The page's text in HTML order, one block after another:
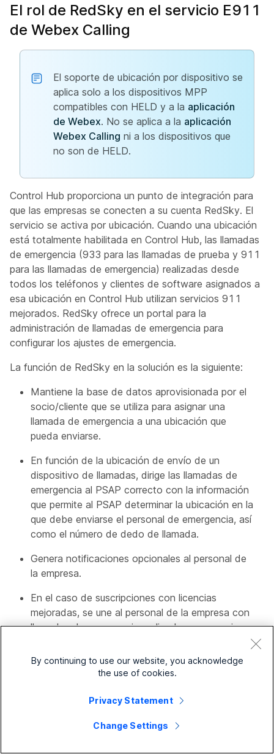
El rol de RedSky en el servicio E911
de Webex Calling
El soporte de ubicación por dispositivo se
aplica solo a los dispositivos MPP
compatibles con HELD y a la aplicación
de Webex. No se aplica a la aplicación
Webex Calling ni a los dispositivos que
no son de HELD.
Control Hub proporciona un punto de integración para
que las empresas se conecten a su cuenta RedSky. El
servicio se activa por ubicación. Cuando una ubicación
está totalmente habilitada en Control Hub, las llamadas
de emergencia (933 para las llamadas de prueba y 911
para las llamadas de emergencia) realizadas desde
todos los teléfonos y clientes de software asignados a
esa ubicación en Control Hub utilizan servicios 911
mejorados. RedSky ofrece un portal para la
administración de llamadas de emergencia para
configurar los ajustes de emergencia.
La función de RedSky en la solución es la siguiente:
Mantiene la base de datos aprovisionada por el
socio/cliente que se utiliza para asignar una
llamada de emergencia a una ubicación que
pueda enviarse.
En función de la ubicación de envío de un
dispositivo de llamadas, dirige las llamadas de
emergencia al PSAP correcto con la información
que permite al PSAP determinar la ubicación en la
que debe enviarse el personal de emergencia, así
como el número de dedo de llamada.
Genera notificaciones opcionales al personal de
la empresa.
En el caso de suscripciones con licencias
mejoradas, se une al personal de la empresa con
llamadas de emergencia realizadas por usuarios
emergentes.
Esta característica no está incluida
de Cisco.
By continuing to use our website, you acknowledge
the use of cookies.
Privacy Statement
Change Settings